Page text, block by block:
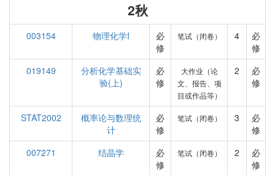
2秋
003154 物理化学I
必
修
笔试（闭卷） 4
必
修
019149
分析化学基础实
验(上)
必
修
大作业（论
文、报告、项
目或作品等）
2
必
修
STAT2002
概率论与数理统
计
必
修
笔试（闭卷） 3
必
修
007271
结晶学
必
修
笔试（闭卷） 2
必
修